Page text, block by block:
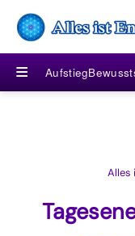
≡ Aufstieg
Alles